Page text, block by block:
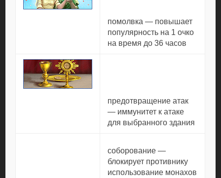
помолвка — повышает
популярность на 1 очко
на время до 36 часов
предотвращение атак
— иммунитет к атаке
для выбранного здания
соборование —
блокирует противнику
использование монахов